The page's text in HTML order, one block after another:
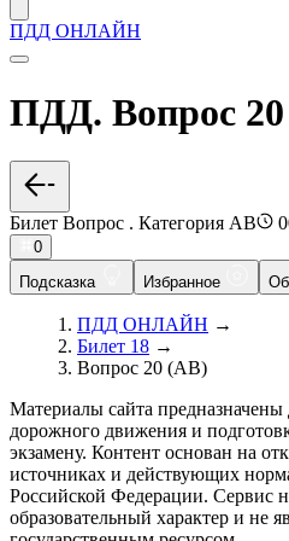
ПДД ОНЛАЙН
ПДД. Вопрос 20
Билет Вопрос . Категория AB
0
Подсказка
Избранное
ПДД ОНЛАЙН →
Билет 18 →
Вопрос 20 (AB)
Материалы сайта предназначены
дорожного движения и
экзамену. Контент основан на
источниках и действующих
Российской Федерации. Сервис
образовательный характер и не